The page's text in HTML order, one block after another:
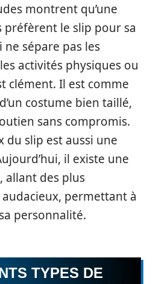
montrent qu’une
préfèrent le slip pour sa
ne sépare pas les
activités physiques ou
clément. Il est comme
costume bien taillé,
sans compromis.
du slip est aussi une
il existe une
allant des plus
permettant à
personnalité.
TYPES DE